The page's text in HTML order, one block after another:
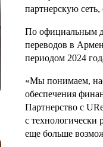
партнерскую
По официальным
переводов в
периодом 2024
«Мы понимаем,
обеспечения
Партнерство с
с
еще больше